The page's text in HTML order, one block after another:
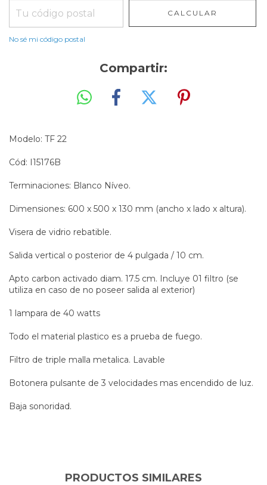
CALCULAR
No sé mi código postal
Compartir:
Modelo: TF 22
Cód: I15176B
Terminaciones: Blanco Níveo.
Dimensiones: 600 x 500 x 130 mm (ancho x lado x altura).
Visera de vidrio rebatible.
Salida vertical o posterior de 4 pulgada / 10 cm.
Apto carbon activado diam. 17.5 cm. Incluye 01 filtro (se
utiliza en caso de no poseer salida al exterior)
1 lampara de 40 watts
Todo el material plastico es a prueba de fuego.
Filtro de triple malla metalica. Lavable
Botonera pulsante de 3 velocidades mas encendido de luz.
Baja sonoridad.
PRODUCTOS SIMILARES